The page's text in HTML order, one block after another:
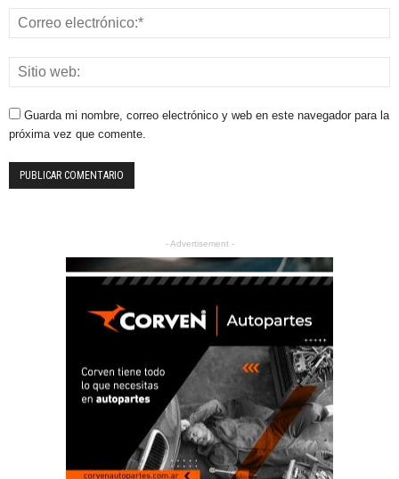
Guarda mi nombre, correo electrónico y web en este navegador para la
próxima vez que comente.
- Advertisement -